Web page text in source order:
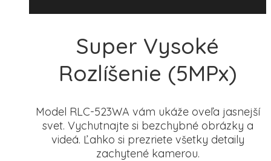
Super Vysoké
Rozlíšenie (5MPx)
Model RLC-523WA vám ukáže oveľa jasnejší
svet. Vychutnajte si bezchybné obrázky a
videá. Ľahko si prezriete všetky detaily
zachytené kamerou.